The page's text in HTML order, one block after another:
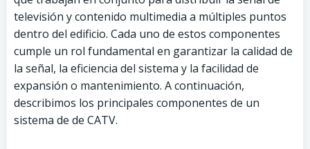
televisión y contenido multimedia a múltiples puntos
dentro del edificio. Cada uno de estos componentes
cumple un rol fundamental en garantizar la calidad de
la señal, la eficiencia del sistema y la facilidad de
expansión o mantenimiento. A continuación,
describimos los principales componentes de un
sistema de de CATV.